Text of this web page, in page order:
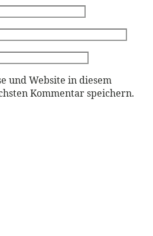
und Website in diesem
Kommentar speichern.